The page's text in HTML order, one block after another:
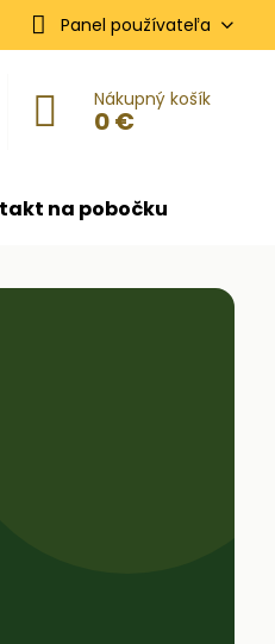
Panel používateľa
Nákupný košík
0 €
na pobočku